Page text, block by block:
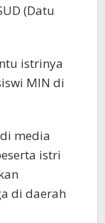
(Datu
istrinya
MIN di
media
istri
di daerah